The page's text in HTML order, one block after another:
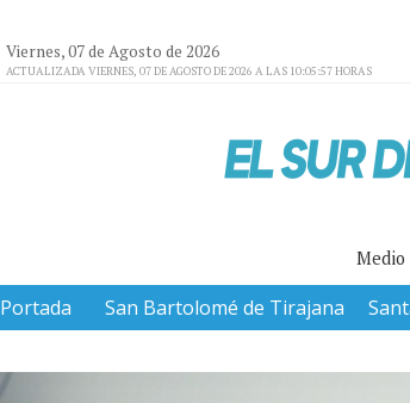
Viernes, 07 de Agosto de 2026
ACTUALIZADA VIERNES, 07 DE AGOSTO DE 2026 A LAS 10:05:57 HORAS
Medio
Portada San Bartolomé de Tirajana